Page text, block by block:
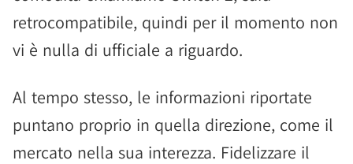
retrocompatibile, quindi per il momento non
vi è nulla di ufficiale a riguardo.
Al tempo stesso, le informazioni riportate
puntano proprio in quella direzione, come il
mercato nella sua interezza. Fidelizzare il